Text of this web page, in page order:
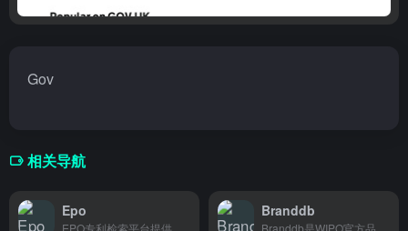
Gov
相关导航
Epo Branddb